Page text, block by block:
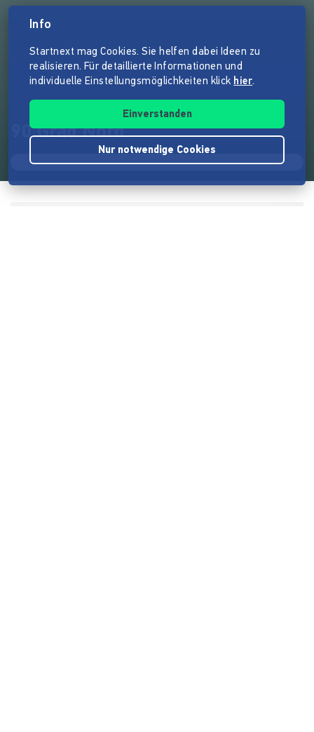
90 Grad Nord
Info
Startnext mag Cookies. Sie helfen dabei Ideen zu
realisieren. Für detaillierte Informationen und
individuelle Einstellungsmöglichkeiten klick hier.
Einverstanden
Nur notwendige Cookies